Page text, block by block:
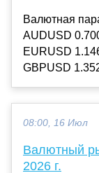
Валютная
AUDUSD
EURUSD
GBPUSD
08:00, 16 Июл
Валютный
2026 г.